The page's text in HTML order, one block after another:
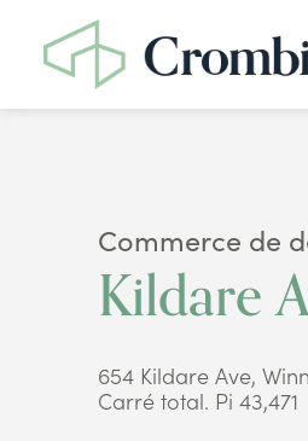
Commerce de
Kildare
654 Kildare Ave,
Carré total. Pi 43,471